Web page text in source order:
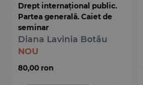
Drept internațional public.
Partea generală. Caiet de
seminar
Diana Lavinia Botău
NOU
80,00 ron